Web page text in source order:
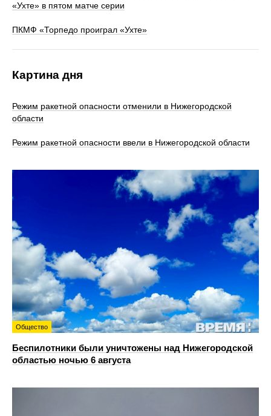
«Ухте» в пятом матче серии
ПКМФ «Торпедо проиграл «Ухте»
Картина дня
Режим ракетной опасности отменили в Нижегородской
области
Режим ракетной опасности ввели в Нижегородской области
Общество
Беспилотники были уничтожены над Нижегородской
областью ночью 6 августа